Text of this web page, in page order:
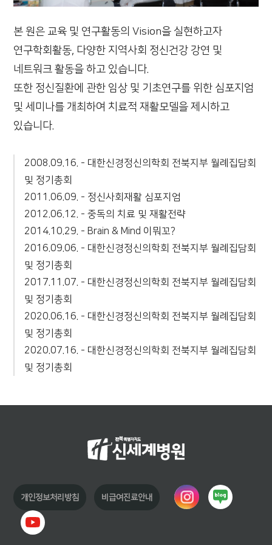
본 원은 교육 및 연구활동의 Vision을 실현하고자
연구학회활동, 다양한 지역사회 정신건강 강연 및
네트워크 활동을 하고 있습니다.
또한 정신질환에 관한 임상 및 기초연구를 위한 심포지엄
및 세미나를 개최하여 치료적 재활모델을 제시하고
있습니다.
2008.09.16. - 대한신경정신의학회 전북지부 월례집담회
및 정기총회
2011.06.09. - 정신사회재활 심포지엄
2012.06.12. - 중독의 치료 및 재활전략
2014.10.29. - Brain & Mind 이뭐꼬?
2016.09.06. - 대한신경정신의학회 전북지부 월례집담회
및 정기총회
2017.11.07. - 대한신경정신의학회 전북지부 월례집담회
및 정기총회
2020.06.16. - 대한신경정신의학회 전북지부 월례집담회
및 정기총회
2020.07.16. - 대한신경정신의학회 전북지부 월례집담회
및 정기총회
개인정보처리방침 비급여진료안내